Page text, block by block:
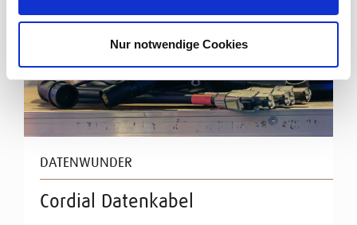
Nur notwendige Cookies
DATENWUNDER
Cordial Datenkabel